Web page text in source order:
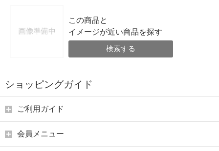
この商品と
イメージが近い商品を探す
検索する
ショッピングガイド
ご利用ガイド
会員メニュー